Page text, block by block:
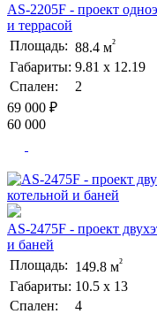
AS-2205F - проект
и террасой
Площадь: 88.4 м²
Габариты: 9.81 х 12.19
Спален:
2
69 000 ₽
60 000
AS-2475F - проект
и баней
Площадь: 149.8 м²
Габариты: 10.5 х 13
Спален:
4